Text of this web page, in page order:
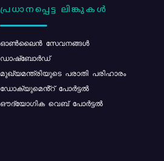
പ്രധാനപ്പെട്ട ലിങ്കുകൾ
ഓൺലൈൻ സേവനങ്ങൾ
ഡാഷ്ബോർഡ്
മുഖ്യമന്ത്രിയുടെ പരാതി പരിഹാരം
ഡോക്യുമെൻ്റ് പോർട്ടൽ
ഔദ്യോഗിക വെബ് പോർട്ടൽ